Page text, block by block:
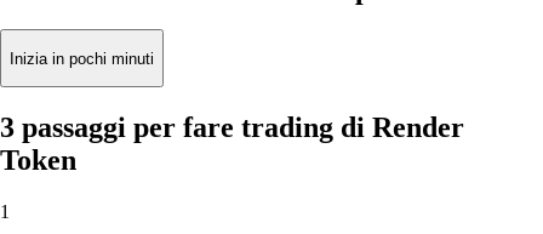
Inizia in pochi minuti
3 passaggi per fare trading di Render
Token
1